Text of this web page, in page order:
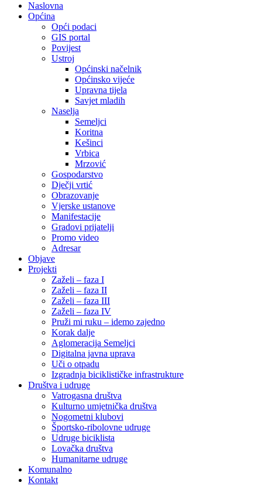
Naslovna
Općina
Opći podaci
GIS portal
Povijest
Ustroj
Općinski načelnik
Općinsko vijeće
Upravna tijela
Savjet mladih
Naselja
Semeljci
Koritna
Kešinci
Vrbica
Mrzović
Gospodarstvo
Dječji vrtić
Obrazovanje
Vjerske ustanove
Manifestacije
Gradovi prijatelji
Promo video
Adresar
Objave
Projekti
Zaželi – faza I
Zaželi – faza II
Zaželi – faza III
Zaželi – faza IV
Pruži mi ruku – idemo zajedno
Korak dalje
Aglomeracija Semeljci
Digitalna javna uprava
Uči o otpadu
Izgradnja biciklističke infrastrukture
Društva i udruge
Vatrogasna društva
Kulturno umjetnička društva
Nogometni klubovi
Športsko-ribolovne udruge
Udruge biciklista
Lovačka društva
Humanitarne udruge
Komunalno
Kontakt